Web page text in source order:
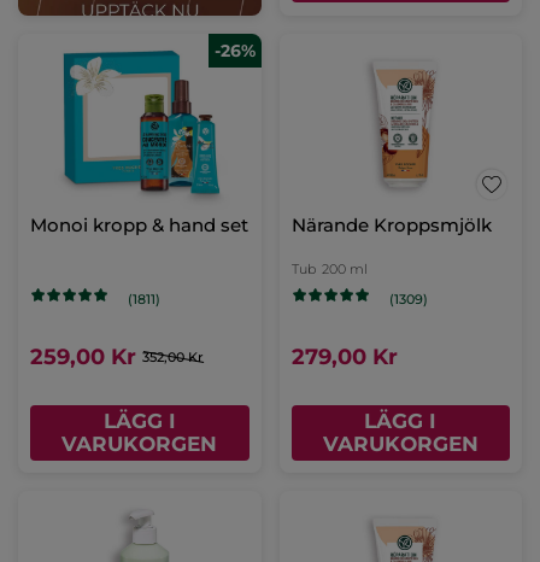
-26%
Monoi kropp & hand set
(1811)
259,00 Kr 352,00 Kr
LÄGG I
VARUKORGEN
Närande Kroppsmjölk
Tub 200 ml
(1309)
279,00 Kr
LÄGG I
VARUKORGEN